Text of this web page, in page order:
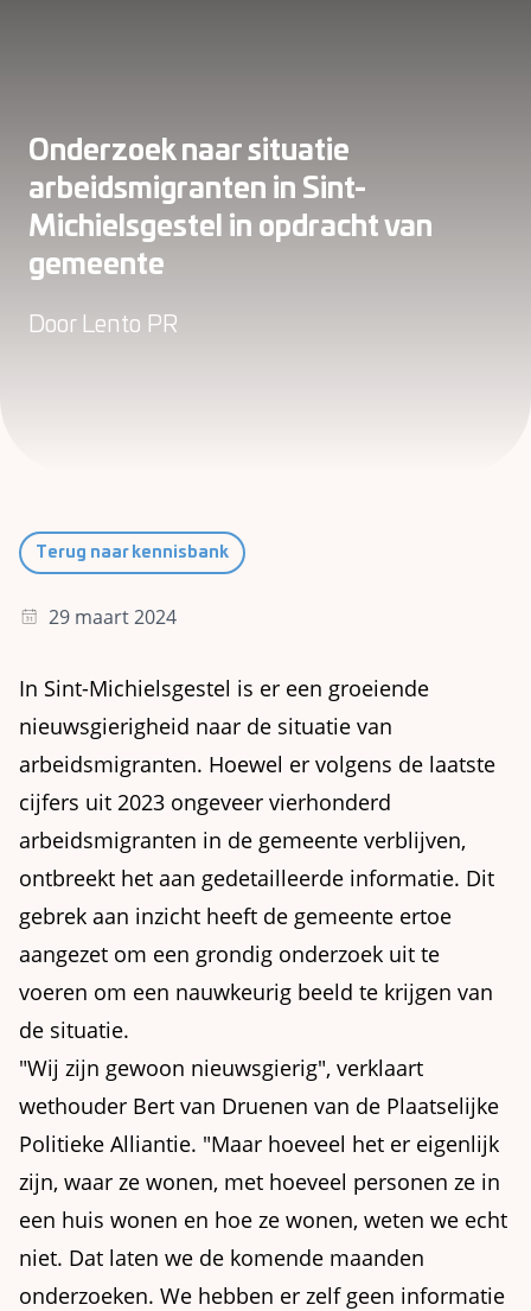
Onderzoek naar situatie
arbeidsmigranten in Sint-
Michielsgestel in opdracht van
gemeente
Door Lento PR
Terug naar kennisbank
29 maart 2024
In Sint-Michielsgestel is er een groeiende
nieuwsgierigheid naar de situatie van
arbeidsmigranten. Hoewel er volgens de laatste
cijfers uit 2023 ongeveer vierhonderd
arbeidsmigranten in de gemeente verblijven,
ontbreekt het aan gedetailleerde informatie. Dit
gebrek aan inzicht heeft de gemeente ertoe
aangezet om een grondig onderzoek uit te
voeren om een nauwkeurig beeld te krijgen van
de situatie.
"Wij zijn gewoon nieuwsgierig", verklaart
wethouder Bert van Druenen van de Plaatselijke
Politieke Alliantie. "Maar hoeveel het er eigenlijk
zijn, waar ze wonen, met hoeveel personen ze in
een huis wonen en hoe ze wonen, weten we echt
niet. Dat laten we de komende maanden
onderzoeken. We hebben er zelf geen informatie